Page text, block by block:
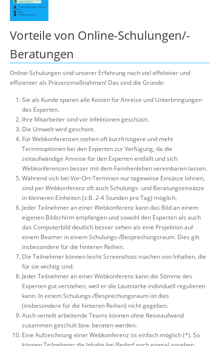
Vorteile von Online-Schulungen/-
Beratungen
Online-Schulungen sind unserer Erfahrung nach viel effektiver und
effizienter als Präzenzmaßnahmen! Das sind die Gründe:
Sie als Kunde sparen alle Kosten für Anreise und Unterbringungen
des Experten.
Ihre Mitarbeiter sind vor Infektionen geschützt.
Die Umwelt wird geschont.
Für Webkonferenzen stehen oft kurzfristigere und mehr
Terminoptionen bei den Experten zur Verfügung, da die
zeitaufwändige Anreise für den Experten entfällt und sich
Webkonferenzen besser mit dem Familienleben vereinbaren lassen.
Während sich bei Vor-Ort-Terminen nur tageweise Einsätze lohnen,
sind per Webkonferenz oft auch Schulungs- und Beratungseinsätze
in kleineren Einheiten (z.B. 2-4 Stunden pro Tag) möglich.
Jeder Teilnehmer an einer Webkonferenz kann das Bild an einem
eigenen Bildschirm empfangen und sowohl den Experten als auch
das Computerbild deutlich besser sehen als eine Projektion auf
einem Beamer in einem Schulungs-/Besprechungsraum. Dies gilt
insbesondere für die hinteren Reihen.
Die Teilnehmer können leicht Screenshots machen von Inhalten, die
für sie wichtig sind.
Jeder Teilnehmer an einer Webkonferenz kann die Stimme des
Experten gut verstehen, weil er die Lautstärke individuell regulieren
kann. In einem Schulungs-/Besprechungsraum ist dies
(insbesondere für die hinteren Reihen) nicht gegeben.
Auch verteilt arbeitende Teams können ohne Reiseaufwand
zusammen geschult bzw. beraten werden.
Eine Aufzeichnung einer Webkonferenz ist einfach möglich (*). So